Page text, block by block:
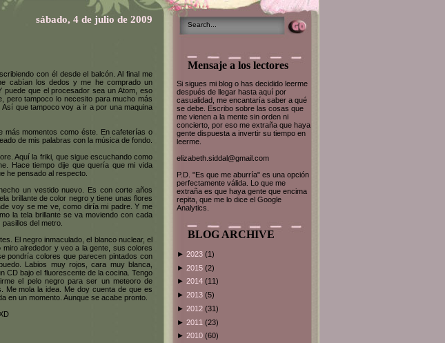
sábado, 4 de julio de 2009
con él desde el balcón. Al final me
cabían los dedos y me he comprado un
puede que el procesador sea un Atom, eso
pero tampoco lo necesito para mucho más
que tampoco voy a ir a por una maquina
más momentos como éste. En cafeterías o
de mis palabras con la música de fondo.
Aquí la friki, que sigue escuchando como
Hace tiempo dije que quería que mi vida
he pensado al respecto.
un vestido nuevo. Es con corte años
brillante de color negro y tiene unas flores
voy se me ve, como diría mi padre. Y me
la tela brillante se va moviendo con cada
del metro.
El negro inmaculado, el blanco nuclear, el
alrededor y veo a la gente, sus colores
pondría colores que parecen pintados con
Labios muy rojos, cara muy blanca,
CD bajo el fluorescente de la cocina. Tengo
el pelo negro para ser un meteoro de
Me mola la idea. Me doy cuenta de que es
en un momento. Aunque se acabe pronto.
Mensaje a los lectores
Si sigues mi blog o has decidido leerme
después de llegar hasta aquí por
casualidad, me encantaría saber a qué
se debe. Escribo sobre las cosas que
me vienen a la mente sin orden ni
concierto, por eso me extraña que haya
gente dispuesta a invertir su tiempo en
leerme.
elizabeth.siddal@gmail.com
P.D. "Es que me aburría" es una opción
perfectamente válida. Lo que me
extraña es que haya gente que encima
repita, que me lo dice el Google
Analytics.
BLOG ARCHIVE
► 2023 (1)
► 2015 (2)
► 2014 (11)
► 2013 (5)
► 2012 (31)
► 2011 (23)
► 2010 (60)